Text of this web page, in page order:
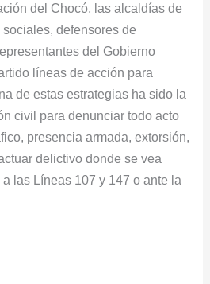
del Chocó, las alcaldías de
defensores de
del Gobierno
líneas de acción para
de estas estrategias ha sido la
civil para denunciar todo acto
presencia armada, extorsión,
delictivo donde se vea
las Líneas 107 y 147 o ante la